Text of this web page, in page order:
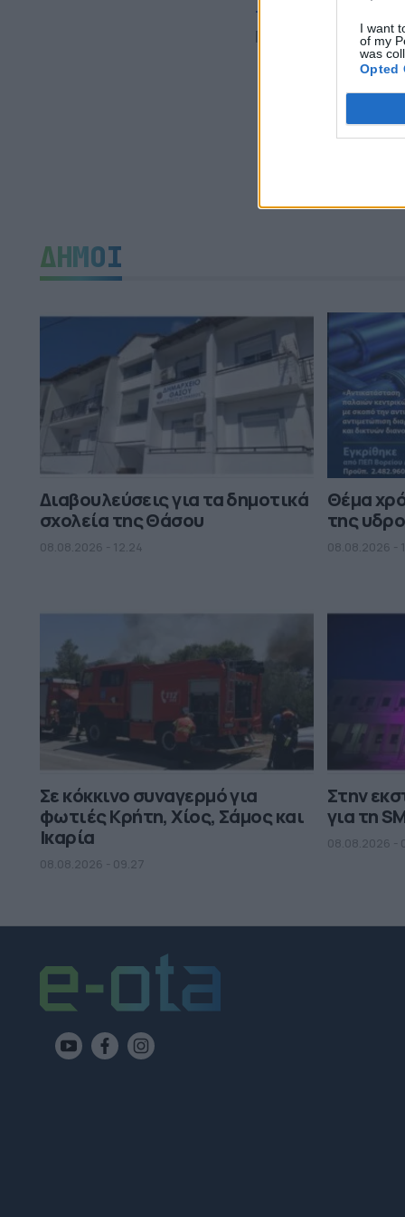
I want
of my
was
Opted
TAGS:
ΠΕΝΘΟΣ
ΔΗΜΟΙ
Διαβουλεύσεις για τα δημοτικά
σχολεία της Θάσου
08.08.2026 - 12.24
Θέμα
της
08.08.2026 -
Σε κόκκινο συναγερμό για
φωτιές Κρήτη, Χίος, Σάμος και
Ικαρία
08.08.2026 - 09.27
Στην
για τη
08.08.2026 -